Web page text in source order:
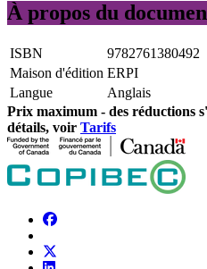
À propos du
ISBN
9782761380492
Maison d'édition ERPI
Langue
Anglais
Prix ​​maximum - des réductions
détails, voir Tarifs